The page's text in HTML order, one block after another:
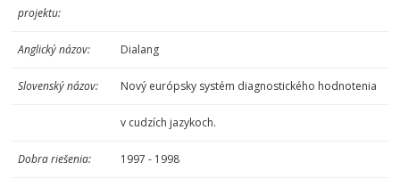
projektu:
Anglický názov: Dialang
Slovenský názov: Nový európsky systém diagnostického hodnotenia
v cudzích jazykoch.
Dobra riešenia: 1997 - 1998